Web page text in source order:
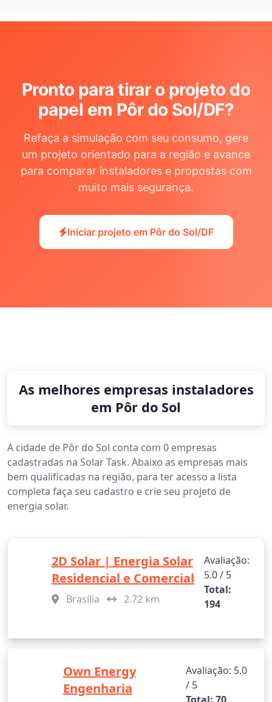
Pronto para tirar o projeto do
papel em Pôr do Sol/DF?
Refaça a simulação com seu consumo, gere
um projeto orientado para a região e avance
para comparar instaladores e propostas com
muito mais segurança.
Iniciar projeto em Pôr do Sol/DF
As melhores empresas instaladores
em Pôr do Sol
A cidade de Pôr do Sol conta com 0 empresas
cadastradas na Solar Task. Abaixo as empresas mais
bem qualificadas na região, para ter acesso a lista
completa faça seu cadastro e crie seu projeto de
energia solar.
2D Solar | Energia Solar
Residencial e Comercial
Brasília 2.72 km
Avaliação:
5.0 / 5
Total:
194
Own Energy
Engenharia
Avaliação: 5.0
/ 5